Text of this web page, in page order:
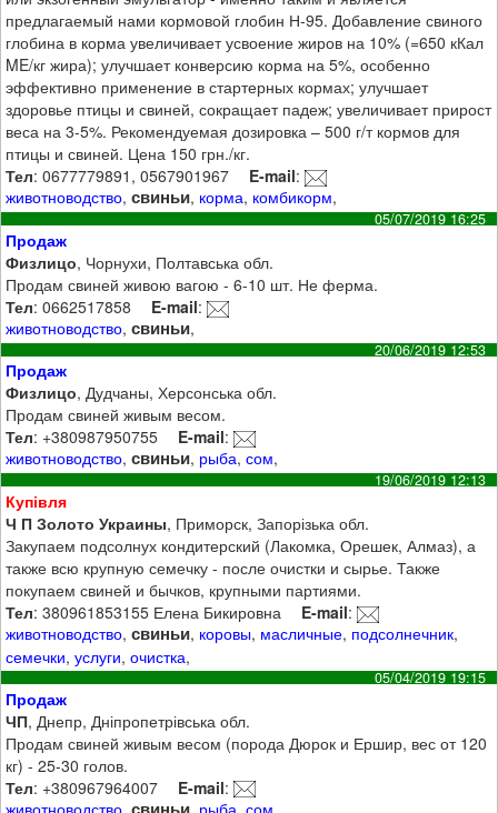
предлагаемый нами кормовой глобин Н-95. Добавление свиного
глобина в корма увеличивает усвоение жиров на 10% (=650 кКал
ME/кг жира); улучшает конверсию корма на 5%, особенно
эффективно применение в стартерных кормах; улучшает
здоровье птицы и свиней, сокращает падеж; увеличивает прирост
веса на 3-5%. Рекомендуемая дозировка – 500 г/т кормов для
птицы и свиней. Цена 150 грн./кг.
Тел: 0677779891, 0567901967 E-mail:
животноводство,свиньи, корма, комбикорм,
05/07/2019 16:25
Продаж
Физлицо, Чорнухи, Полтавська обл.
Продам свиней живою вагою - 6-10 шт. Не ферма.
Тел: 0662517858 E-mail:
животноводство,свиньи,
20/06/2019 12:53
Продаж
Физлицо, Дудчаны, Херсонська обл.
Продам свиней живым весом.
Тел: +380987950755 E-mail:
животноводство,свиньи, рыба,сом,
19/06/2019 12:13
Купівля
Ч П Золото Украины, Приморск, Запорізька обл.
Закупаем подсолнух кондитерский (Лакомка, Орешек, Алмаз), а
также всю крупную семечку - после очистки и сырье. Также
покупаем свиней и бычков, крупными партиями.
Тел: 380961853155 Елена Бикировна E-mail:
животноводство,свиньи, коровы, масличные, подсолнечник,
семечки,услуги,очистка,
05/04/2019 19:15
Продаж
ЧП, Днепр, Дніпропетрівська обл.
Продам свиней живым весом (порода Дюрок и Ершир, вес от 120
кг) - 25-30 голов.
Тел: +380967964007 E-mail:
животноводство,свиньи, рыба,сом,